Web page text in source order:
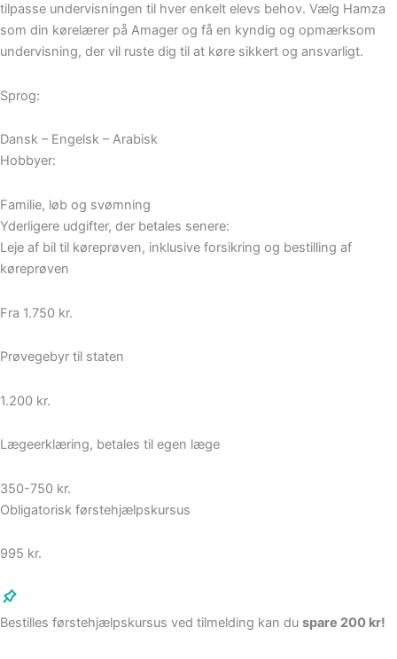
tilpasse undervisningen til hver enkelt elevs behov. Vælg Hamza
som din kørelærer på Amager og få en kyndig og opmærksom
undervisning, der vil ruste dig til at køre sikkert og ansvarligt.
Sprog:
Dansk – Engelsk – Arabisk
Hobbyer:
Familie, løb og svømning
Yderligere udgifter, der betales senere:
Leje af bil til køreprøven, inklusive forsikring og bestilling af
køreprøven
Fra 1.750 kr.
Prøvegebyr til staten
1.200 kr.
Lægeerklæring, betales til egen læge
350-750 kr.
Obligatorisk førstehjælpskursus
995 kr.
Bestilles førstehjælpskursus ved tilmelding kan du spare 200 kr!